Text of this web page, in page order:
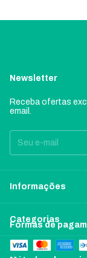
Newsletter
Receba ofertas
email.
Informações
Categorias
Formas de